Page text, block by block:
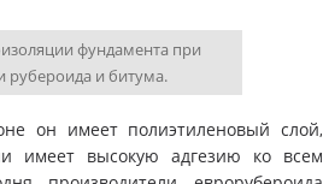
фундамента при
и битума.
он имеет полиэтиленовый слой,
имеет высокую адгезию ко всем